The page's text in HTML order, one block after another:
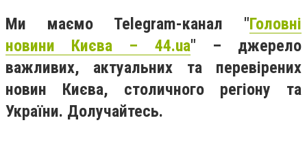
Ми маємо Telegram-канал "Головні
новини Києва – 44.ua" – джерело
важливих, актуальних та перевірених
новин Києва, столичного регіону та
України. Долучайтесь.